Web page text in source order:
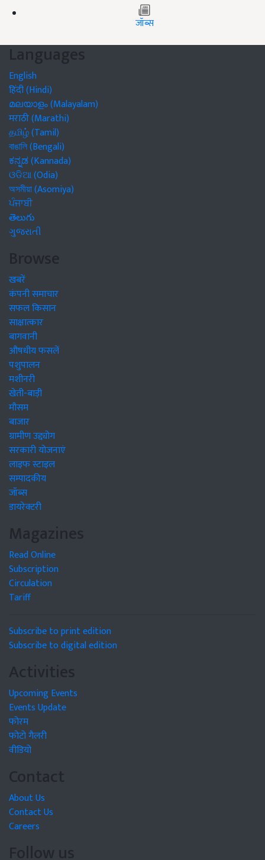
जॉब्स
Languages
English
हिंदी (Hindi)
മലയാളം (Malayalam)
मराठी (Marathi)
தமிழ் (Tamil)
বাঙালি (Bengali)
ಕನ್ನಡ (Kannada)
ଓଡିଆ (Odia)
অসমীয়া (Asomiya)
ਪੰਜਾਬੀ
తెలుగు
ગુજરાતી
Browse
खबरें
कंपनी समाचार
सफल किसान
साक्षात्कार
बागवानी
औषधीय फसलें
पशुपालन
मशीनरी
खेती-बाड़ी
मौसम
बाजार
ग्रामीण उद्द्योग
सरकारी योजनाएं
लाइफ स्टाइल
सम्पादकीय
जॉब्स
डायरेक्टरी
Magazines
Read Online
Subscription
Circulation
Tariff
Subscribe to print edition
Subscribe to digital edition
Activities
Upcoming Events
Events Update
फोरम
फोटो गैलरी
वीडियो
Contact
About Us
Contact Us
Careers
Follow us